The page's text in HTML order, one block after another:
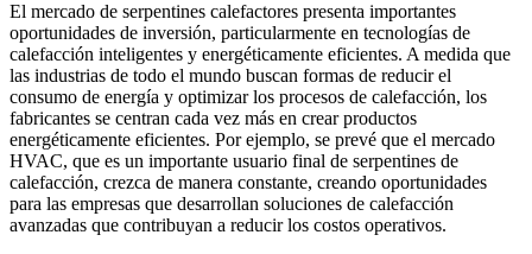
El mercado de serpentines calefactores presenta importantes
oportunidades de inversión, particularmente en tecnologías de
calefacción inteligentes y energéticamente eficientes. A medida que
las industrias de todo el mundo buscan formas de reducir el
consumo de energía y optimizar los procesos de calefacción, los
fabricantes se centran cada vez más en crear productos
energéticamente eficientes. Por ejemplo, se prevé que el mercado
HVAC, que es un importante usuario final de serpentines de
calefacción, crezca de manera constante, creando oportunidades
para las empresas que desarrollan soluciones de calefacción
avanzadas que contribuyan a reducir los costos operativos.